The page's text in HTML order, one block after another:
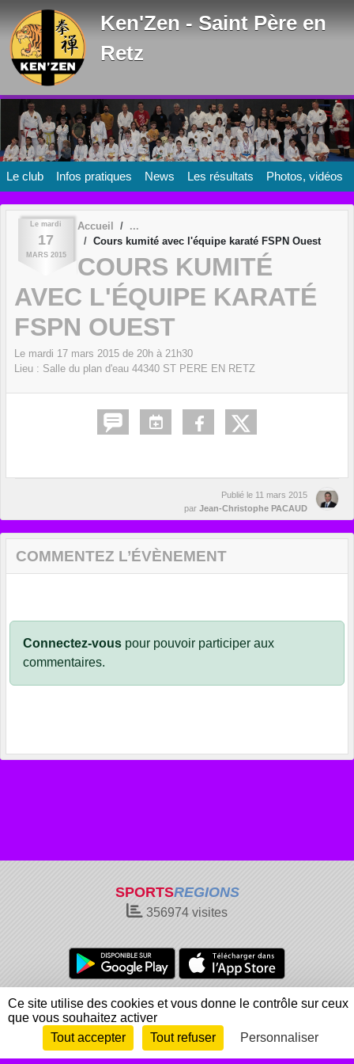
Ken'Zen - Saint Père en
Retz
Le club Infos pratiques News Les résultats Photos, vidéos
Le mardi
17
MARS 2015
Accueil
Cours kumité avec l'équipe karaté FSPN Ouest
COURS KUMITÉ
AVEC L'ÉQUIPE KARATÉ
FSPN OUEST
Le mardi 17 mars 2015 de 20h à 21h30
Lieu : Salle du plan d'eau 44340 ST PERE EN RETZ
Publié le 11 mars 2015
par Jean-Christophe PACAUD
COMMENTEZ L’ÉVÈNEMENT
Connectez-vous pour pouvoir participer aux
commentaires.
SPORTSREGIONS
356974 visites
Charte cookies
Gestion des cookies
Informations légales
Signaler un contenu inapproprié
Envie de participer ?
Connexion
Panneau de gestion des cookies
Ce site utilise des cookies et vous donne le contrôle sur ceux
que vous souhaitez activer
Tout accepter
Tout refuser Personnaliser